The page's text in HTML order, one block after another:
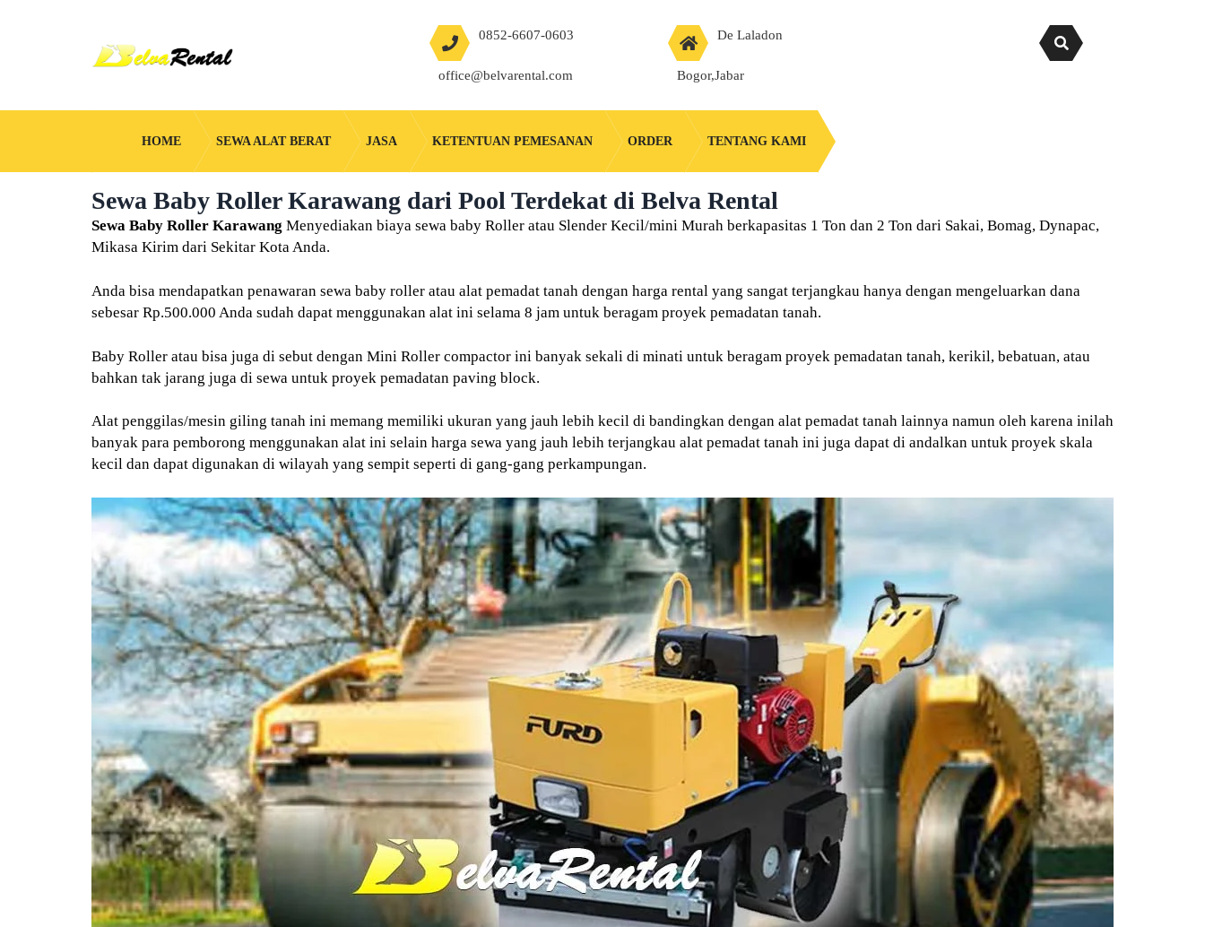
0852-6607-0603
office@belvarental.com
De Laladon
Bogor,Jabar
HOME SEWA ALAT BERAT JASA KETENTUAN PEMESANAN ORDER TENTANG KAMI
Sewa Baby Roller Karawang dari Pool Terdekat di Belva Rental
Sewa Baby Roller Karawang Menyediakan biaya sewa baby Roller atau Slender Kecil/mini Murah berkapasitas 1 Ton dan 2 Ton dari Sakai, Bomag, Dynapac,
Mikasa Kirim dari Sekitar Kota Anda.
Anda bisa mendapatkan penawaran sewa baby roller atau alat pemadat tanah dengan harga rental yang sangat terjangkau hanya dengan mengeluarkan dana
sebesar Rp.500.000 Anda sudah dapat menggunakan alat ini selama 8 jam untuk beragam proyek pemadatan tanah.
Baby Roller atau bisa juga di sebut dengan Mini Roller compactor ini banyak sekali di minati untuk beragam proyek pemadatan tanah, kerikil, bebatuan, atau
bahkan tak jarang juga di sewa untuk proyek pemadatan paving block.
Alat penggilas/mesin giling tanah ini memang memiliki ukuran yang jauh lebih kecil di bandingkan dengan alat pemadat tanah lainnya namun oleh karena inilah
banyak para pemborong menggunakan alat ini selain harga sewa yang jauh lebih terjangkau alat pemadat tanah ini juga dapat di andalkan untuk proyek skala
kecil dan dapat digunakan di wilayah yang sempit seperti di gang-gang perkampungan.